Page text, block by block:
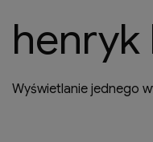
henryk
Wyświetlanie jednego